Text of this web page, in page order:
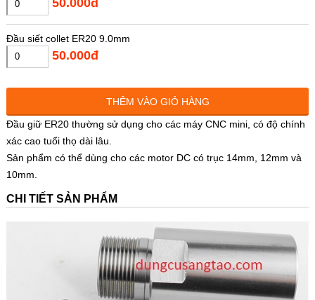
Đầu siết collet ER20 9.0mm
50.000đ
Đầu siết collet ER20 8.0mm
Đầu siết collet ER20 7.0mm
50.000đ
Đầu siết collet ER20 6.35mm
Đầu siết collet ER20 6.0mm
50.000đ
THÊM VÀO GIỎ HÀNG
Đầu giữ ER20 thường sử dụng cho các máy CNC mini, có độ chính
xác cao tuổi thọ dài lâu.
Sản phẩm có thể dùng cho các motor DC có trục 14mm, 12mm và
10mm.
CHI TIẾT SẢN PHẨM